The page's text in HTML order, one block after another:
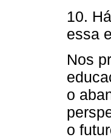
10.
essa
Nos
o
o